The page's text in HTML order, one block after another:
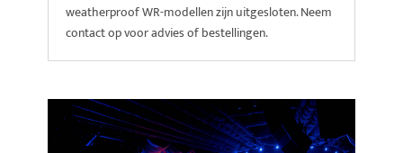
weatherproof WR-modellen zijn uitgesloten. Neem
contact op voor advies of bestellingen.